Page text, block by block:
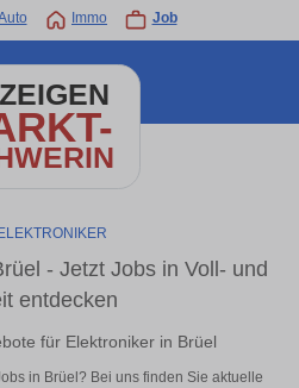
Immo Job
ELEKTRONIKER
- Jetzt Jobs in Voll- und
entdecken
für Elektroniker in Brüel
in Brüel? Bei uns finden Sie aktuelle